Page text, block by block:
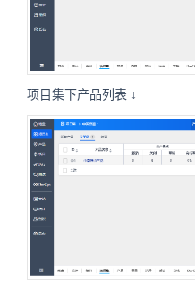
项目集下产品列表 ↓